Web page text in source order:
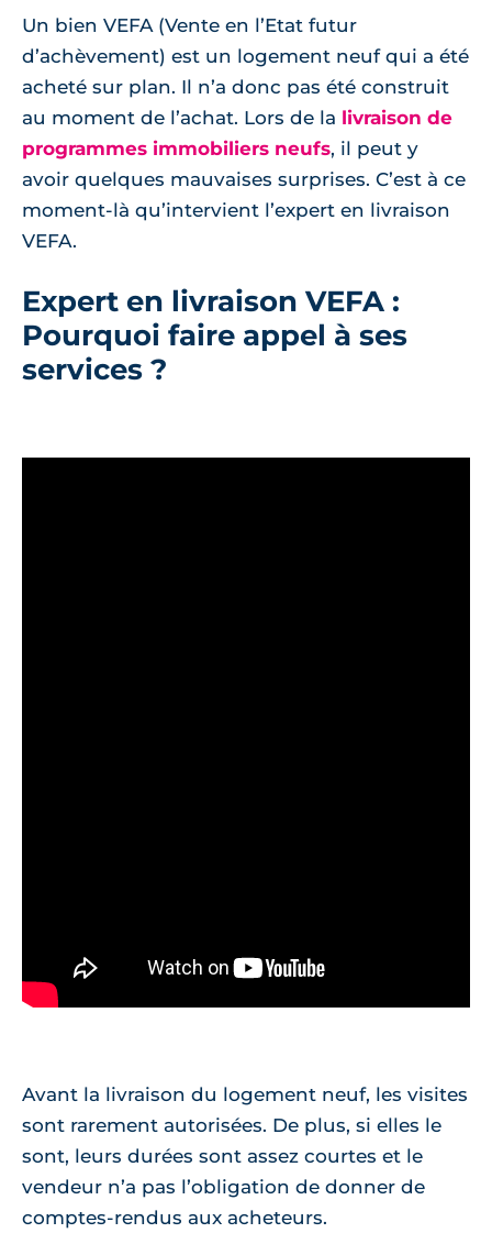
Un bien VEFA (Vente en l’Etat futur
d’achèvement) est un logement neuf qui a été
acheté sur plan. Il n’a donc pas été construit
au moment de l’achat. Lors de la livraison de
programmes immobiliers neufs, il peut y
avoir quelques mauvaises surprises. C’est à ce
moment-là qu’intervient l’expert en livraison
VEFA.
Expert en livraison VEFA :
Pourquoi faire appel à ses
services ?
Avant la livraison du logement neuf, les visites
sont rarement autorisées. De plus, si elles le
sont, leurs durées sont assez courtes et le
vendeur n’a pas l’obligation de donner de
comptes-rendus aux acheteurs.